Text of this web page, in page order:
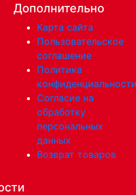
Дополнительно
Карта сайта
Пользовательское
соглашение
Политика
Согласие на
обработку
персональных
данных
Возврат товаров